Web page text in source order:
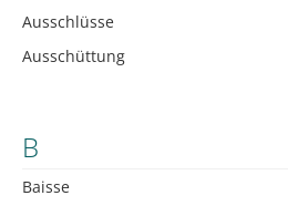
Ausschlüsse
Ausschüttung
B
Baisse